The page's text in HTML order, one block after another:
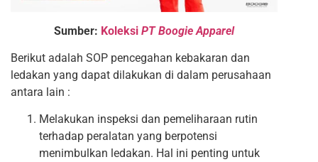
Sumber: Koleksi PT Boogie Apparel
Berikut adalah SOP pencegahan kebakaran dan
ledakan yang dapat dilakukan di dalam perusahaan
antara lain :
Melakukan inspeksi dan pemeliharaan rutin
terhadap peralatan yang berpotensi
menimbulkan ledakan. Hal ini penting untuk